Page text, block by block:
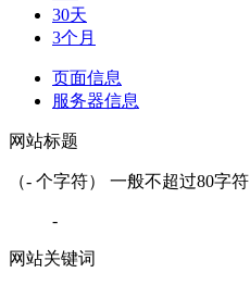
30天
3个月
页面信息
服务器信息
网站标题
（- 个字符） 一般不超过80字符
-
网站关键词